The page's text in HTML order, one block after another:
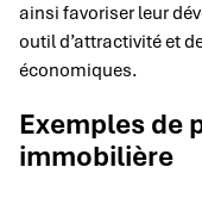
ainsi favoriser leur
outil d’attractivité et
économiques.
Exemples de
immobilière